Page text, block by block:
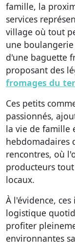
famille, la
services
village où tout
une
d'une baguette
proposant des
fromages du
Ces petits
passionnés,
la vie de famille
hebdomadaires
rencontres, où
producteurs
locaux.
À l'évidence,
logistique
profiter
environnantes